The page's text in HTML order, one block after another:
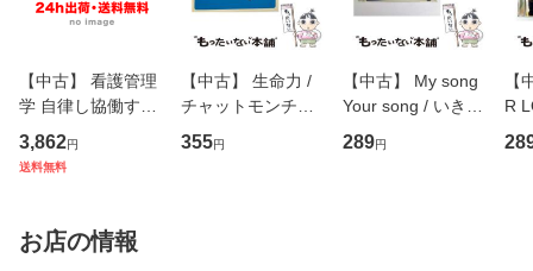
【中古】 看護管理
学 自律し協働する
専門職の看護マネ
ジメントスキル 改
恵 藤本幸三 / 南江
堂 [単行
3,862円
送料無料
【中古】 生命力 /
チャットモンチー /
キューンレコード
[CD]【メール便送
355円
【中古】 My song
Your song / いきも
のがかり / [CD]
【メール便送料無
289円
【
R
産
お店の情報